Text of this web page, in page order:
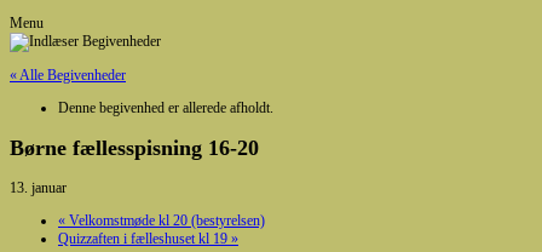
Menu
« Alle Begivenheder
Denne begivenhed er allerede afholdt.
Børne fællesspisning 16-20
13. januar
« Velkomstmøde kl 20 (bestyrelsen)
Quizzaften i fælleshuset kl 19 »